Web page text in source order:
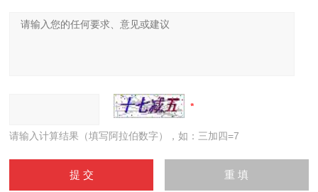
请输入计算结果（填写阿拉伯数字），如：三加四=7